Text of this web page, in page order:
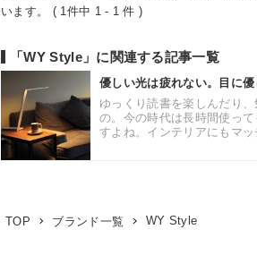
います。 ( 1件中 1 - 1 件 )
「WY Style」に関連する記事一覧
優しい光は疲れない。目に
ゆっくり読書を楽しんだり
の。今の時代は長時間使っ
すよね。インテリアにもマ
TOP ブランド一覧 WY Style